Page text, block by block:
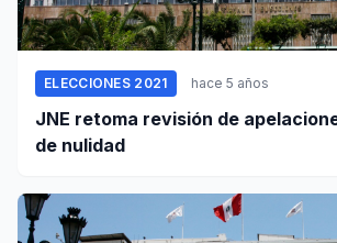
ELECCIONES 2021 hace 5 años
JNE retoma revisión de
de nulidad